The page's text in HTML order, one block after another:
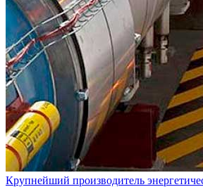
Крупнейший производитель